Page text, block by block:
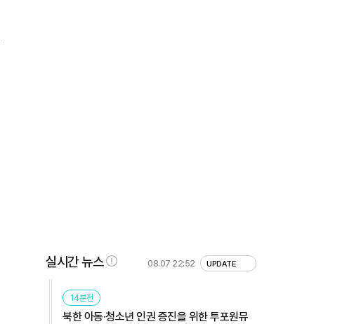
실시간 뉴스 08.07 22:52 UPDATE
14분전
북한 아동·청소년 인권 증진을 위한 투포원뮤